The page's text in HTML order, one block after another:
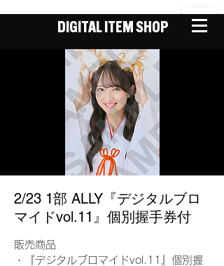
DIGITAL ITEM SHOP
2/23 1部 ALLY『デジタルブロ
マイドvol.11』個別握手券付
販売商品
・『デジタルブロマイドvol.11』個別握